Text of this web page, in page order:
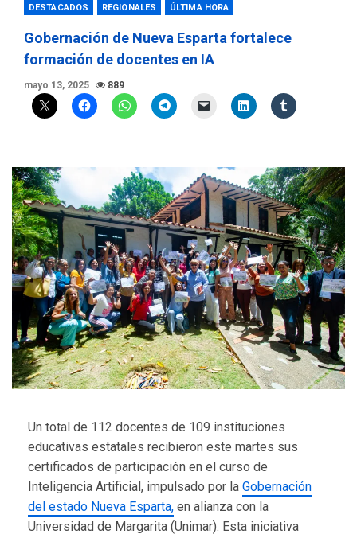
DESTACADOS REGIONALES ÚLTIMA HORA
Gobernación de Nueva Esparta fortalece
formación de docentes en IA
mayo 13, 2025 889
Un total de 112 docentes de 109 instituciones
educativas estatales recibieron este martes sus
certificados de participación en el curso de
Inteligencia Artificial, impulsado por la Gobernación
del estado Nueva Esparta, en alianza con la
Universidad de Margarita (Unimar). Esta iniciativa